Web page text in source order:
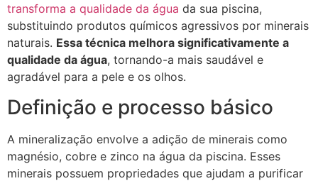
transforma a qualidade da água da sua piscina,
substituindo produtos químicos agressivos por minerais
naturais. Essa técnica melhora significativamente a
qualidade da água, tornando-a mais saudável e
agradável para a pele e os olhos.
Definição e processo básico
A mineralização envolve a adição de minerais como
magnésio, cobre e zinco na água da piscina. Esses
minerais possuem propriedades que ajudam a purificar